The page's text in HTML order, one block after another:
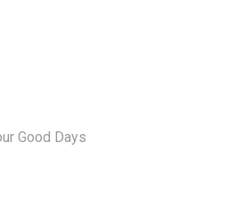
Good Days